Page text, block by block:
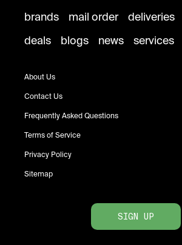
brands mail order deliveries
deals
blogs news services
About Us
Contact Us
Frequently Asked Questions
Terms of Service
Privacy Policy
Sitemap
SIGN UP